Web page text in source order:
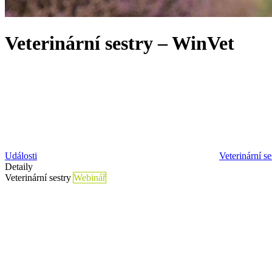
Veterinární sestry – WinVet
Události
Veterinární
Detaily
Veterinární sestry Webinář